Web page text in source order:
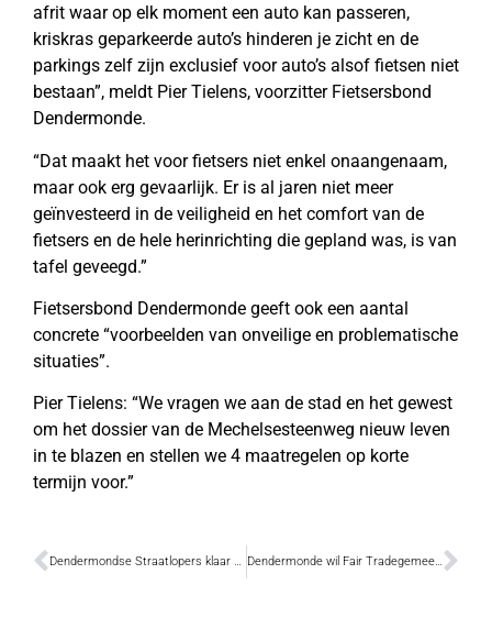
afrit waar op elk moment een auto kan passeren,
kriskras geparkeerde auto’s hinderen je zicht en de
parkings zelf zijn exclusief voor auto’s alsof fietsen niet
bestaan”, meldt Pier Tielens, voorzitter Fietsersbond
Dendermonde.
“Dat maakt het voor fietsers niet enkel onaangenaam,
maar ook erg gevaarlijk. Er is al jaren niet meer
geïnvesteerd in de veiligheid en het comfort van de
fietsers en de hele herinrichting die gepland was, is van
tafel geveegd.”
Fietsersbond Dendermonde geeft ook een aantal
concrete “voorbeelden van onveilige en problematische
situaties”.
Pier Tielens: “We vragen we aan de stad en het gewest
om het dossier van de Mechelsesteenweg nieuw leven
in te blazen en stellen we 4 maatregelen op korte
termijn voor.”
Dendermondse Straatlopers klaar voor hun eerste Roparun Dendermonde wil Fair Tradegemeente worden